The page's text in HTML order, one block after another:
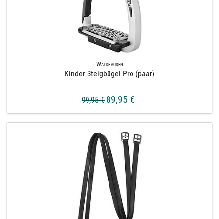
Waldhausen
Kinder Steigbügel Pro (paar)
99,95 € 89,95 €